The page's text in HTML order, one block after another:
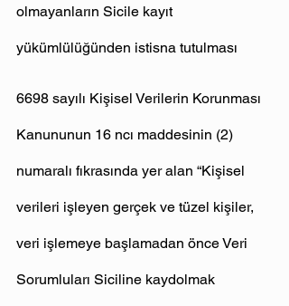
olmayanların Sicile kayıt
yükümlülüğünden istisna tutulması
6698 sayılı Kişisel Verilerin Korunması
Kanununun 16 ncı maddesinin (2)
numaralı fıkrasında yer alan “Kişisel
verileri işleyen gerçek ve tüzel kişiler,
veri işlemeye başlamadan önce Veri
Sorumluları Siciline kaydolmak